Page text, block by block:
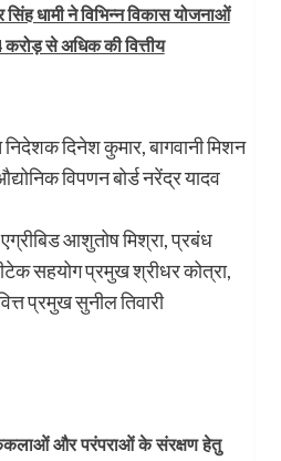
धामी ने विभिन्न विकास योजनाओं
करोड़ से अधिक की वित्तीय
दिनेश कुमार, बागवानी मिशन
विपणन बोर्ड नरेंद्र यादव
आशुतोष मिश्रा, प्रबंध
सहयोग प्रमुख श्रीधर कोत्रा,
प्रमुख सुनील तिवारी
और परंपराओं के संरक्षण हेतु